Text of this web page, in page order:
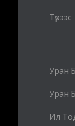
Түрээс
Уран
Уран
Ил